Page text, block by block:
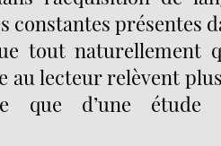
constantes présentes
tout naturellement
au lecteur relèvent
que d’une étude